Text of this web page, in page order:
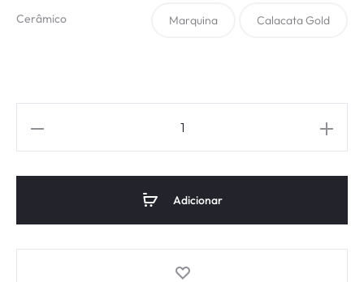
Cerâmico Marquina Calacata Gold
Adicionar